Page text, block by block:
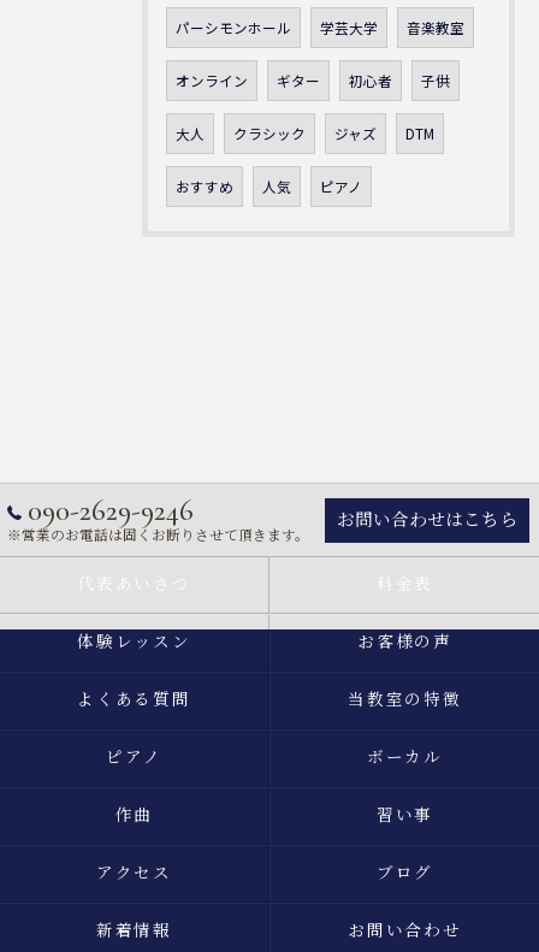
パーシモンホール 学芸大学 音楽教室
オンライン ギター 初心者 子供
大人 クラシック ジャズ DTM
おすすめ 人気 ピアノ
090-2629-9246
※営業のお電話は固くお断りさせて頂きます。
お問い合わせはこちら
代表あいさつ 料金表
体験レッスン お客様の声
よくある質問 当教室の特徴
ピアノ ボーカル
作曲 習い事
アクセス ブログ
新着情報 お問い合わせ